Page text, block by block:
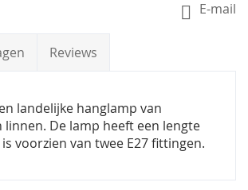
E-mail
Reviews
landelijke hanglamp van
linnen. De lamp heeft een lengte
voorzien van twee E27 fittingen.